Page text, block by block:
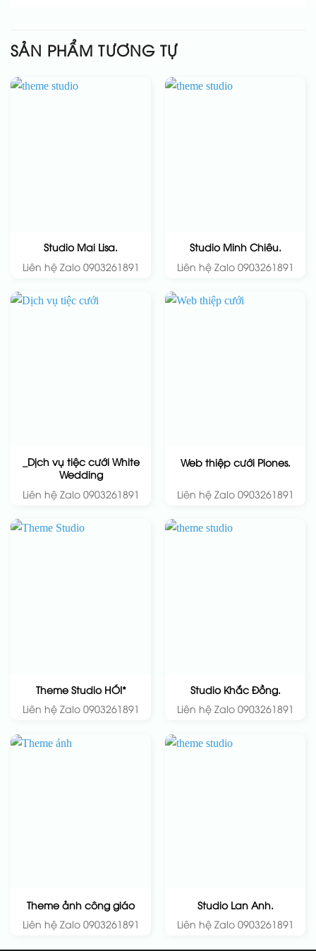
SẢN PHẨM TƯƠNG TỰ
Studio Mai Lisa.
Liên hệ Zalo 0903261891
Studio Minh Chiêu.
Liên hệ Zalo 0903261891
_Dịch vụ tiệc cưới White
Wedding
Liên hệ Zalo 0903261891
Web thiệp cưới Piones.
Liên hệ Zalo 0903261891
Theme Studio HÓI*
Liên hệ Zalo 0903261891
Studio Khắc Đồng.
Liên hệ Zalo 0903261891
Theme ảnh công giáo
Liên hệ Zalo 0903261891
Studio Lan Anh.
Liên hệ Zalo 0903261891